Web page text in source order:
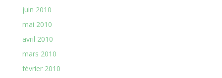
juin 2010
mai 2010
avril 2010
mars 2010
février 2010